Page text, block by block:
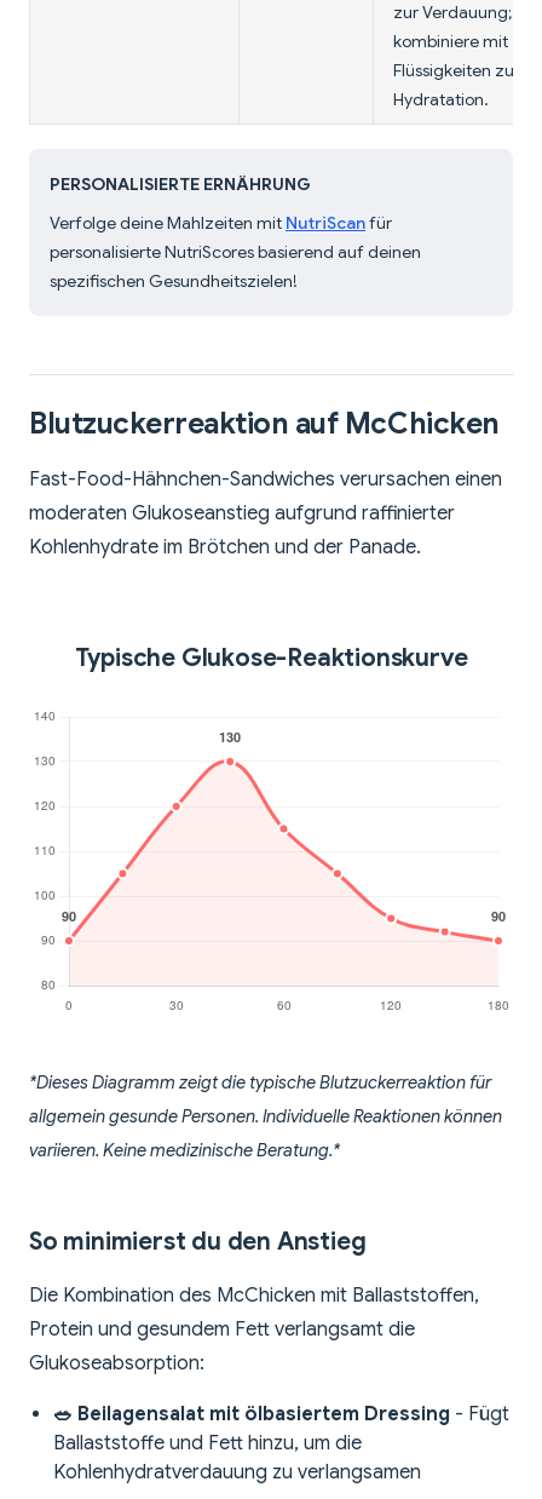
zur Verdauung;
kombiniere mit
Flüssigkeiten zur
Hydratation.
PERSONALISIERTE ERNÄHRUNG
Verfolge deine Mahlzeiten mit NutriScanfür
personalisierte NutriScores basierend auf deinen
spezifischen Gesundheitszielen!
Blutzuckerreaktion auf McChicken
Fast-Food-Hähnchen-Sandwiches verursachen einen
moderaten Glukoseanstieg aufgrund raffinierter
Kohlenhydrate im Brötchen und der Panade.
Typische Glukose-Reaktionskurve
*Dieses Diagramm zeigt die typische Blutzuckerreaktion für
allgemein gesunde Personen. Individuelle Reaktionen können
variieren. Keine medizinische Beratung.*
So minimierst du den Anstieg
Die Kombination des McChicken mit Ballaststoffen,
Protein und gesundem Fett verlangsamt die
Glukoseabsorption:
🥗 Beilagensalat mit ölbasiertem Dressing - Fügt
Ballaststoffe und Fett hinzu, um die
Kohlenhydratverdauung zu verlangsamen